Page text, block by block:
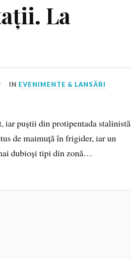
La
IN EVENIMENTE & LANSĂRI
iar puștii din protipentada stalinistă
de maimuță în frigider, iar un
dubioși tipi din zonă…